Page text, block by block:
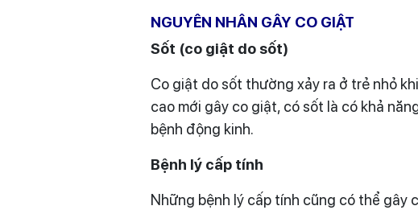
NGUYÊN NHÂN GÂY CO GIẬT
Sốt (co giật do sốt)
Co giật do sốt thường xảy ra ở trẻ nhỏ
cao mới gây co giật, có sốt là có khả
bệnh động kinh.
Bệnh lý cấp tính
Những bệnh lý cấp tính cũng có thể gây